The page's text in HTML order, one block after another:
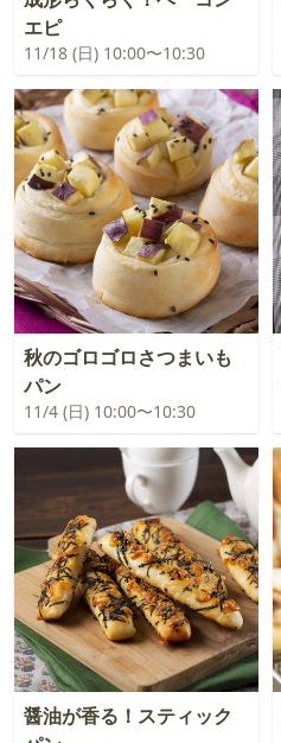
エピ
11/18 (日) 10:00〜10:30
秋のゴロゴロさつまいも
パン
11/4 (日) 10:00〜10:30
醤油が香る！スティック